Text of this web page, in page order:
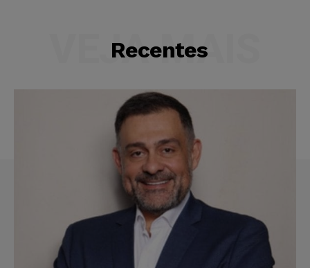
Recentes
VEJA MAIS